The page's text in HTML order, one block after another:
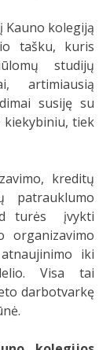
Kauno kolegiją
tašku, kuris
studijų
artimiausią
susiję su
tiek
kreditų
patrauklumo
turės įvykti
organizavimo
iki
Visa tai
darbotvarkę